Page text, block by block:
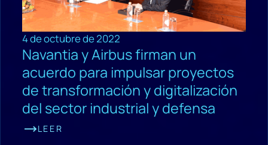
4 de octubre de 2022
Navantia y Airbus firman un
acuerdo para impulsar proyectos
de transformación y digitalización
del sector industrial y defensa
LEER